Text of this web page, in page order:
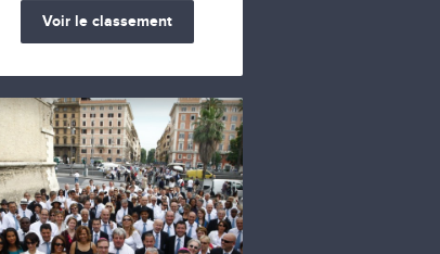
Voir le classement